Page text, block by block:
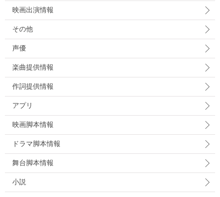
映画出演情報
その他
声優
楽曲提供情報
作詞提供情報
アプリ
映画脚本情報
ドラマ脚本情報
舞台脚本情報
小説